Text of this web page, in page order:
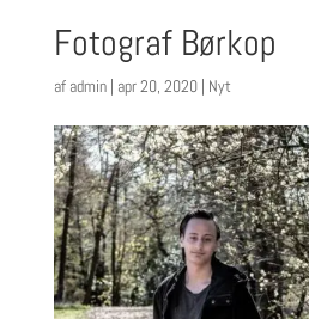
Fotograf Børkop
af admin| apr 20, 2020| Nyt